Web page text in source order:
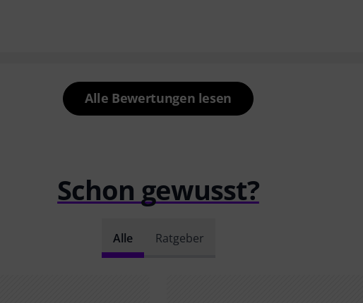
Alle Bewertungen lesen
Schon gewusst?
Alle Ratgeber